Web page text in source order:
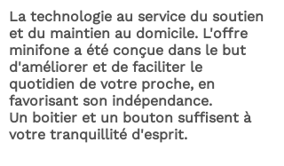
La technologie au service du soutien
et du maintien au domicile. L'offre
minifone a été conçue dans le but
d'améliorer et de faciliter le
quotidien de votre proche, en
favorisant son indépendance.
Un boitier et un bouton suffisent à
votre tranquillité d'esprit.